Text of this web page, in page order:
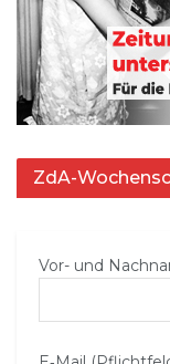
ZdA-
Vor- und